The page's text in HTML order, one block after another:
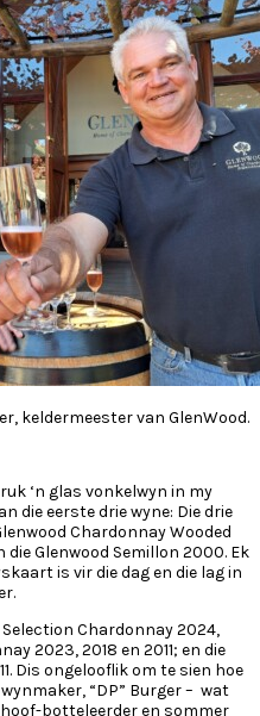
keldermeester van GlenWood.
‘n glas vonkelwyn in my
die eerste drie wyne: Die drie
Chardonnay Wooded
Glenwood Semillon 2000. Ek
is vir die dag en die lag in
Chardonnay 2024,
2023, 2018 en 2011; en die
Dis ongelooflik om te sien hoe
“DP” Burger – wat
botteleerder en sommer